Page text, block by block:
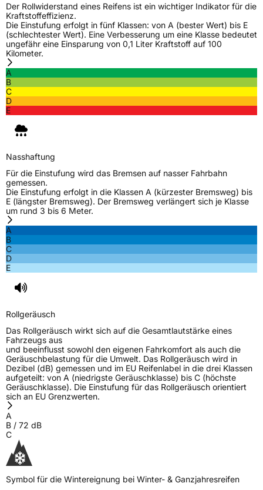
ZustandNeureifen
M+SJa
C-Reifen
EU Label
Rollgeräusch (Klasse) B
Rollgeräusch (dB)72
Fahrzeugklasse
EPREL ID
Allgemeine Produktsicherheit (GPSR)
Herstellerkontakt
EUROPE GmbH Strahlenberger Str. 110-112
D-63067 Offenbach Germany, kumhotire.de,
technik@kumhotire.de
Der Rollwiderstand eines Reifens ist ein wichtiger Indikator für die
Kraftstoffeffizienz.
Die Einstufung erfolgt in fünf Klassen: von A (bester Wert) bis E
(schlechtester Wert). Eine Verbesserung um eine Klasse bedeutet
ungefähr eine Einsparung von 0,1 Liter Kraftstoff auf 100
Kilometer.
A
B
C
D
E
Nasshaftung
Für die Einstufung wird das Bremsen auf nasser Fahrbahn
gemessen.
Die Einstufung erfolgt in die Klassen A (kürzester Bremsweg) bis
E (längster Bremsweg). Der Bremsweg verlängert sich je Klasse
um rund 3 bis 6 Meter.
A
B
C
D
E
Rollgeräusch
Das Rollgeräusch wirkt sich auf die Gesamtlautstärke eines
Fahrzeugs aus
und beeinflusst sowohl den eigenen Fahrkomfort als auch die
Geräuschbelastung für die Umwelt. Das Rollgeräusch wird in
Dezibel (dB) gemessen und im EU Reifenlabel in die drei Klassen
aufgeteilt: von A (niedrigste Geräuschklasse) bis C (höchste
Geräuschklasse). Die Einstufung für das Rollgeräusch orientiert
sich an EU Grenzwerten.
A
B / 72 dB
C
Symbol für die Wintereignung bei Winter- & Ganzjahresreifen